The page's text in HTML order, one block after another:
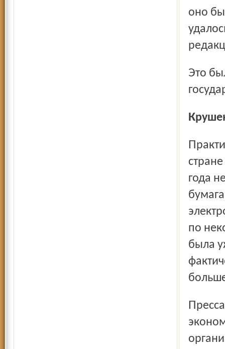
оно
Это была первая несправедливость, допущенная
Практически все средства массовой информации в нашей
года
по
была
Пресса тогда оказалась в абсолютно уникальной для